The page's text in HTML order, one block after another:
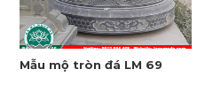
Mẫu mộ tròn đá LM 69